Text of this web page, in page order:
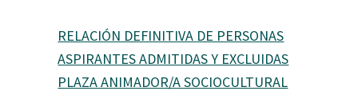
RELACIÓN DEFINITIVA DE PERSONAS
ASPIRANTES ADMITIDAS Y EXCLUIDAS
PLAZA ANIMADOR/A SOCIOCULTURAL